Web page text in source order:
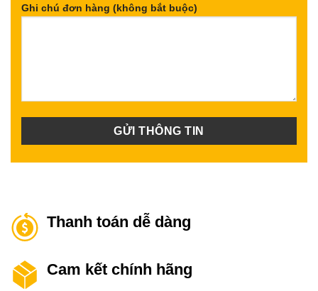
Ghi chú đơn hàng (không bắt buộc)
Thanh toán dễ dàng
Cam kết chính hãng